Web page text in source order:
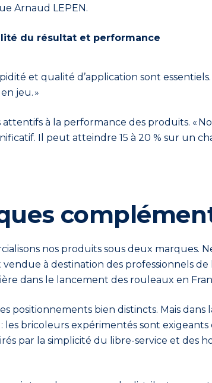
Arnaud LEPEN.
du résultat et performance
et qualité d’application sont
jeu. »
attentifs à la performance des produits. «
Il peut atteindre 15 à 20 % sur un
nos produits sous deux marques.
vendue à destination des professionnels
dans le lancement des rouleaux en
positionnements bien distincts. Mais
les bricoleurs expérimentés sont exigeants
par la simplicité du libre-service et des